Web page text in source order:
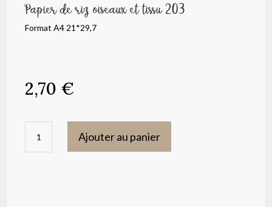
Papier de riz oiseaux et tissu 203
Format A4 21*29,7
2,70 €
Ajouter au panier